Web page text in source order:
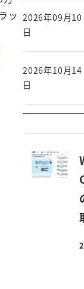
ッ 2026年09月10
日
2026年10月14
日